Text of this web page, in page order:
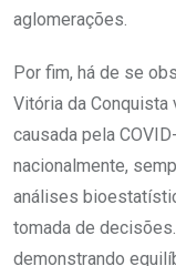
aglomerações.
Por fim, há de se
Vitória da
causada pela
nacionalmente,
análises
tomada de
demonstrando